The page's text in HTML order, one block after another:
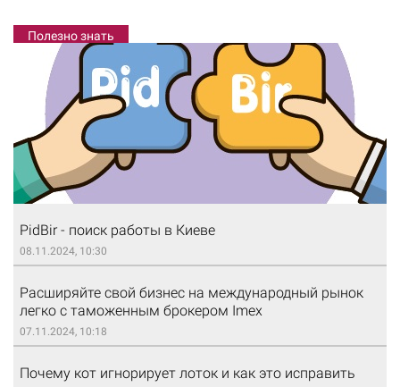
Полезно знать
PidBir - поиск работы в Киеве
08.11.2024, 10:30
Расширяйте свой бизнес на международный рынок
легко с таможенным брокером Imex
07.11.2024, 10:18
Почему кот игнорирует лоток и как это исправить